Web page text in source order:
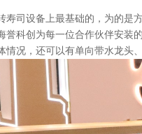
寿司设备上最基础的，为的
誉科创为每一位合作伙伴安
况，还可以有单向带水龙头